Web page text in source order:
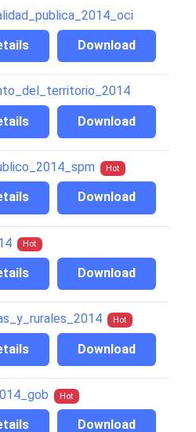
Download
Download
Hot
Download
Hot
Download
Hot
Download
Hot
Download